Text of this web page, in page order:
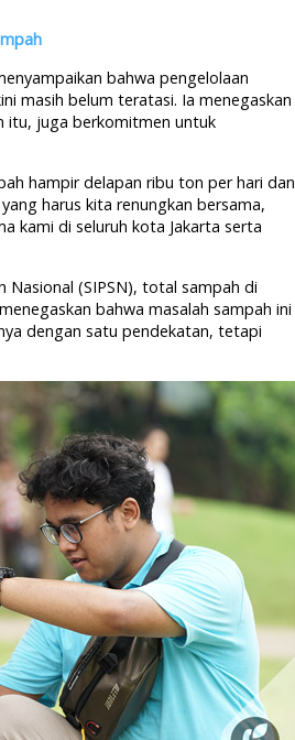
bahwa pengelolaan
masih belum teratasi. Ia menegaskan
itu, juga berkomitmen untuk
hampir delapan ribu ton per hari dan
harus kita renungkan bersama,
kami di seluruh kota Jakarta serta
Nasional (SIPSN), total sampah di
bahwa masalah sampah ini
dengan satu pendekatan, tetapi